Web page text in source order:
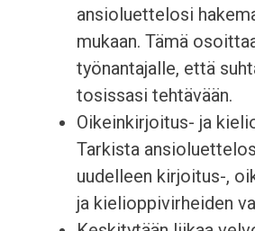
ansioluettelosi
mukaan. Tämä
työnantajalle, että
tosissasi tehtävään.
Oikeinkirjoitus- ja
Tarkista
uudelleen kirjoitus-,
ja kielioppivirheiden